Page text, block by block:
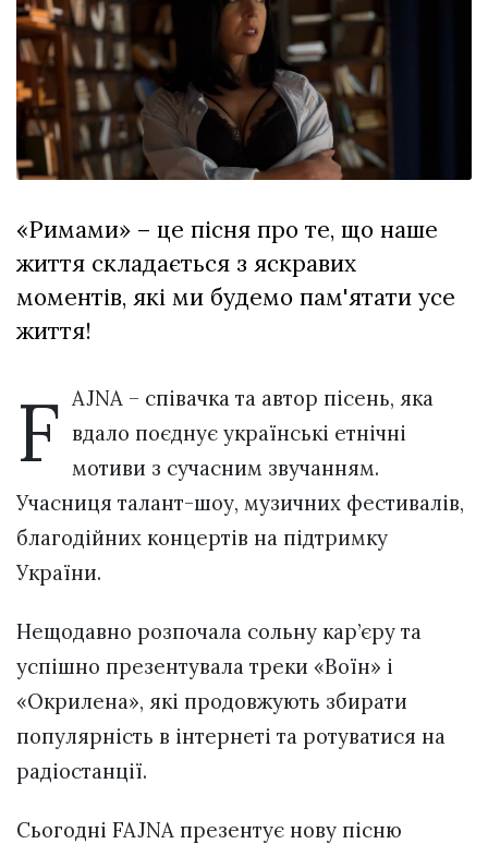
залишив у
Луцьку
три...
27 Липня 2026
715 переглядів
Всі розділи
Персона
Афіша
ZONE 18+
«Римами» – це пісня про те, що наше
життя складається з яскравих
моментів, які ми будемо пам'ятати усе
життя!
F AJNA – співачка та автор пісень, яка
вдало поєднує українські етнічні
мотиви з сучасним звучанням.
Учасниця талант-шоу, музичних фестивалів,
благодійних концертів на підтримку
України.
Нещодавно розпочала сольну кар’єру та
успішно презентувала треки «Воїн» і
«Окрилена», які продовжують збирати
популярність в інтернеті та ротуватися на
радіостанції.
Сьогодні FAJNA презентує нову пісню